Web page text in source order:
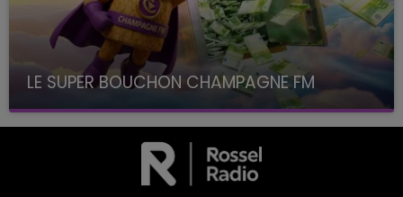
LE SUPER BOUCHON CHAMPAGNE FM
avec La Famille Champagne FM, à 8H10